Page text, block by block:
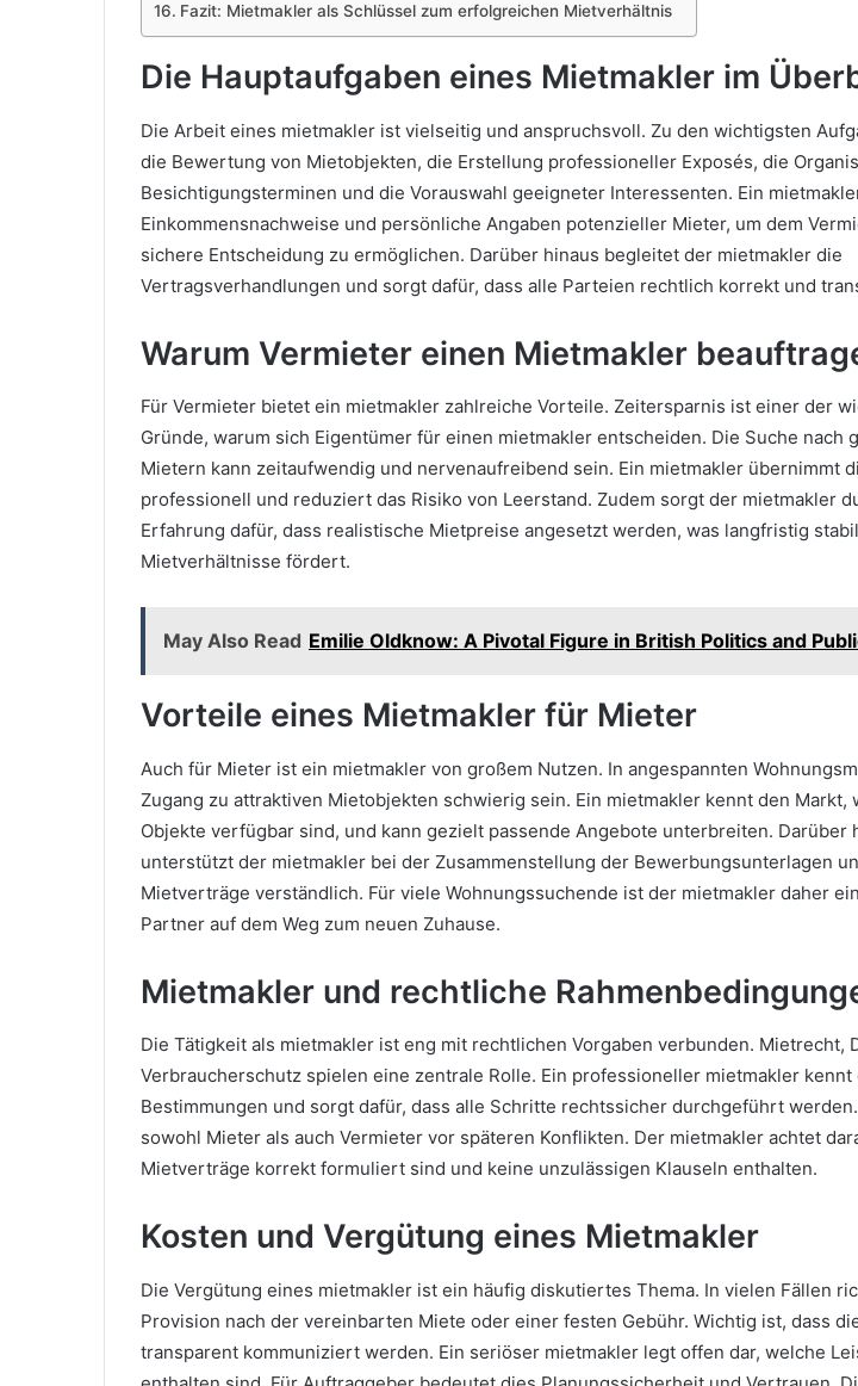
Fazit: Mietmakler als Schlüssel zum erfolgreichen Mietverhältnis
Die Hauptaufgaben eines Mietmakler im
Die Arbeit eines mietmakler ist vielseitig und anspruchsvoll. Zu den wichtigsten
die Bewertung von Mietobjekten, die Erstellung professioneller Exposés, die
Besichtigungsterminen und die Vorauswahl geeigneter Interessenten. Ein
Einkommensnachweise und persönliche Angaben potenzieller Mieter, um dem
sichere Entscheidung zu ermöglichen. Darüber hinaus begleitet der mietmakler die
Vertragsverhandlungen und sorgt dafür, dass alle Parteien rechtlich korrekt und
Warum Vermieter einen Mietmakler
Für Vermieter bietet ein mietmakler zahlreiche Vorteile. Zeitersparnis ist einer der
Gründe, warum sich Eigentümer für einen mietmakler entscheiden. Die Suche nach
Mietern kann zeitaufwendig und nervenaufreibend sein. Ein mietmakler übernimmt
professionell und reduziert das Risiko von Leerstand. Zudem sorgt der mietmakler
Erfahrung dafür, dass realistische Mietpreise angesetzt werden, was langfristig
Mietverhältnisse fördert.
May Also Read Emilie Oldknow: A Pivotal Figure in British Politics and
Vorteile eines Mietmakler für Mieter
Auch für Mieter ist ein mietmakler von großem Nutzen. In angespannten
Zugang zu attraktiven Mietobjekten schwierig sein. Ein mietmakler kennt den Markt,
Objekte verfügbar sind, und kann gezielt passende Angebote unterbreiten. Darüber
unterstützt der mietmakler bei der Zusammenstellung der Bewerbungsunterlagen
Mietverträge verständlich. Für viele Wohnungssuchende ist der mietmakler daher
Partner auf dem Weg zum neuen Zuhause.
Mietmakler und rechtliche
Die Tätigkeit als mietmakler ist eng mit rechtlichen Vorgaben verbunden. Mietrecht,
Verbraucherschutz spielen eine zentrale Rolle. Ein professioneller mietmakler
Bestimmungen und sorgt dafür, dass alle Schritte rechtssicher durchgeführt
sowohl Mieter als auch Vermieter vor späteren Konflikten. Der mietmakler achtet
Mietverträge korrekt formuliert sind und keine unzulässigen Klauseln enthalten.
Kosten und Vergütung eines Mietmakler
Die Vergütung eines mietmakler ist ein häufig diskutiertes Thema. In vielen Fällen
Provision nach der vereinbarten Miete oder einer festen Gebühr. Wichtig ist, dass
transparent kommuniziert werden. Ein seriöser mietmakler legt offen dar, welche